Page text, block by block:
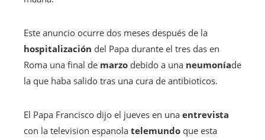
Este anuncio ocurre dos meses después de la
hospitalización del Papa durante el tres das en
Roma una final de marzo debido a una neumoníade
la que haba salido tras una cura de antibioticos.
El Papa Francisco dijo el jueves en una entrevista
con la television espanola telemundo que esta